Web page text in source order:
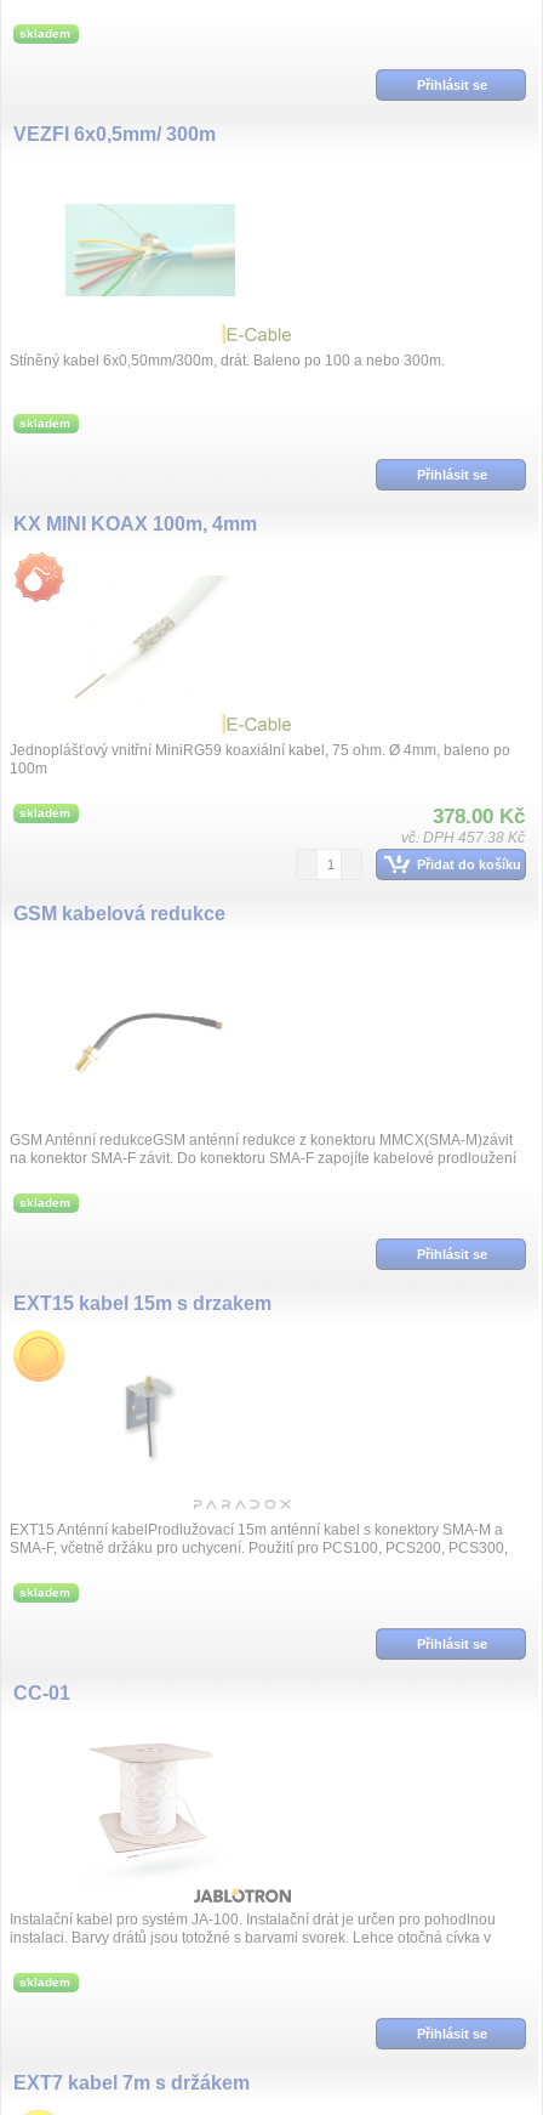
skladem
Přihlásit se
VEZFI 6x0,5mm/ 300m
Stíněný kabel 6x0,50mm/300m, drát. Baleno po 100 a nebo 300m.
skladem
Přihlásit se
KX MINI KOAX 100m, 4mm
Jednoplášťový vnitřní MiniRG59 koaxiální kabel, 75 ohm. Ø 4mm, baleno po
100m
skladem 378.00 Kč
vč. DPH 457.38 Kč
Přidat do košíku
GSM kabelová redukce
GSM Anténní redukceGSM anténní redukce z konektoru MMCX(SMA-M)závit
na konektor SMA-F závit. Do konektoru SMA-F zapojíte kabelové prodloužení
skladem
Přihlásit se
EXT15 kabel 15m s drzakem
EXT15 Anténní kabelProdlužovací 15m anténní kabel s konektory SMA-M a
SMA-F, včetně držáku pro uchycení. Použití pro PCS100, PCS200, PCS300,
skladem
Přihlásit se
CC-01
Instalační kabel pro systém JA-100. Instalační drát je určen pro pohodlnou
instalaci. Barvy drátů jsou totožné s barvami svorek. Lehce otočná cívka v
skladem
Přihlásit se
EXT7 kabel 7m s držákem